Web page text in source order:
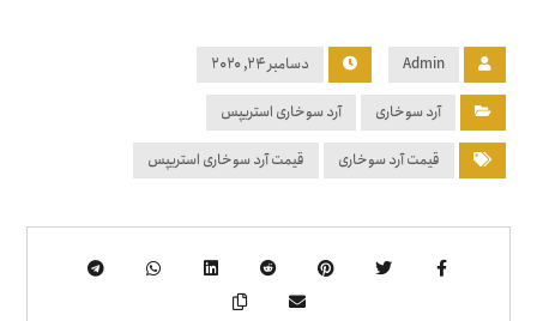
Admin دسامبر ۲۴, ۲۰۲۰
آرد سوخاری آرد سوخاری استریپس
قیمت آرد سوخاری قیمت آرد سوخاری استریپس